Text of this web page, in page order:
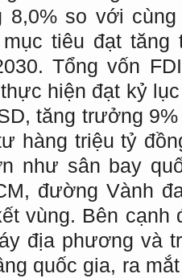
8,0% so với
tiêu đạt
Tổng vốn
hiện đạt kỷ
tăng trưởng
hàng triệu tỷ
như sân bay
đường Vành
vùng. Bên cạnh
địa phương và
quốc gia, ra